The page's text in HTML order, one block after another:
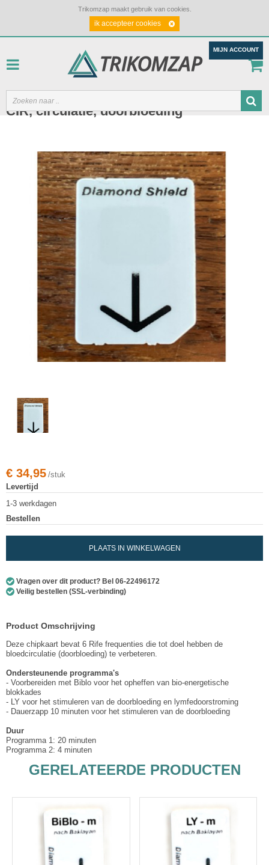
Trikomzap maakt gebruik van cookies.
ik accepteer cookies
MIJN ACCOUNT
CIR, circulatie, doorbloeding
€ 34,95 /stuk
Levertijd
1-3 werkdagen
Bestellen
PLAATS IN WINKELWAGEN
Vragen over dit product? Bel 06-22496172
Veilig bestellen (SSL-verbinding)
Product Omschrijving
Deze chipkaart bevat 6 Rife frequenties die tot doel hebben de
bloedcirculatie (doorbloeding) te verbeteren.
Ondersteunende programma's
- Voorbereiden met Biblo voor het opheffen van bio-energetische
blokkades
- LY voor het stimuleren van de doorbloeding en lymfedoorstroming
- Dauerzapp 10 minuten voor het stimuleren van de doorbloeding
Duur
Programma 1: 20 minuten
Programma 2: 4 minuten
GERELATEERDE PRODUCTEN